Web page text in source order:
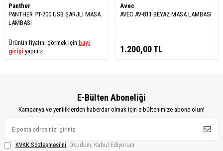
Panther
PANTHER PT-700 USB ŞARJLI MASA
LAMBASI
Ürünün fiyatını görmek için bayi
girişi yapınız
Avec
AVEC AV-811 BEYAZ MASA LAMBASI
1.200,00TL
E-Bülten Aboneliği
Kampanya ve yeniliklerden haberdar olmak için e-bültenimize abone olun!
KVKK Sözleşmesi'ni, Okudum, Kabul Ediyorum.